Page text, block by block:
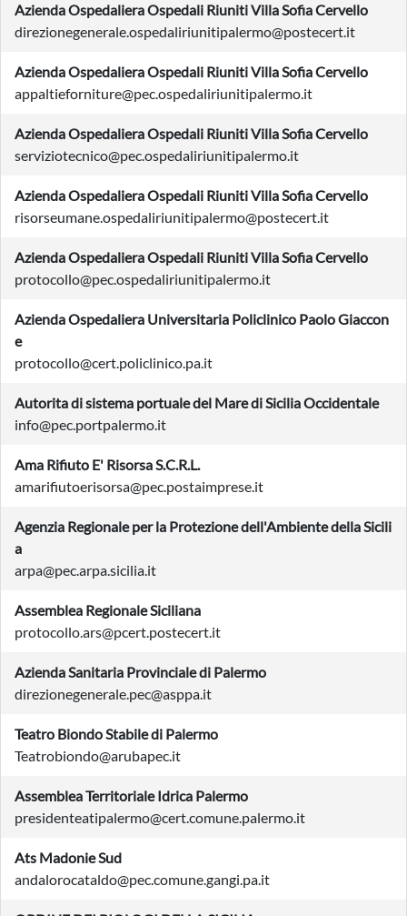
Azienda Ospedaliera Ospedali Riuniti Villa Sofia Cervello
direzionegenerale.ospedaliriunitipalermo@postecert.it
Azienda Ospedaliera Ospedali Riuniti Villa Sofia Cervello
appaltieforniture@pec.ospedaliriunitipalermo.it
Azienda Ospedaliera Ospedali Riuniti Villa Sofia Cervello
serviziotecnico@pec.ospedaliriunitipalermo.it
Azienda Ospedaliera Ospedali Riuniti Villa Sofia Cervello
risorseumane.ospedaliriunitipalermo@postecert.it
Azienda Ospedaliera Ospedali Riuniti Villa Sofia Cervello
protocollo@pec.ospedaliriunitipalermo.it
Azienda Ospedaliera Universitaria Policlinico Paolo Giaccon
e
protocollo@cert.policlinico.pa.it
Autorita di sistema portuale del Mare di Sicilia Occidentale
info@pec.portpalermo.it
Ama Rifiuto E' Risorsa S.C.R.L.
amarifiutoerisorsa@pec.postaimprese.it
Agenzia Regionale per la Protezione dell'Ambiente della Sicili
a
arpa@pec.arpa.sicilia.it
Assemblea Regionale Siciliana
protocollo.ars@pcert.postecert.it
Azienda Sanitaria Provinciale di Palermo
direzionegenerale.pec@asppa.it
Teatro Biondo Stabile di Palermo
Teatrobiondo@arubapec.it
Assemblea Territoriale Idrica Palermo
presidenteatipalermo@cert.comune.palermo.it
Ats Madonie Sud
andalorocataldo@pec.comune.gangi.pa.it